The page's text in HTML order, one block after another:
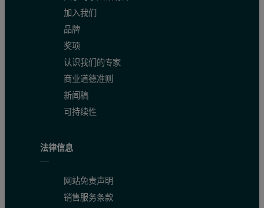
加入我们
品牌
奖项
认识我们的专家
商业道德准则
新闻稿
可持续性
法律信息
网站免责声明
销售服务条款